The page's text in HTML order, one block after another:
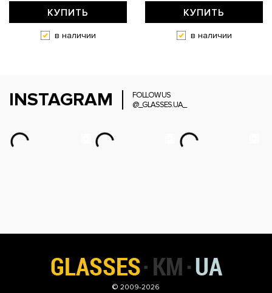
КУПИТЬ
в наличии
КУПИТЬ
в наличии
INSTAGRAM
FOLLOW US
@_GLASSES.UA_
© 2009-2026